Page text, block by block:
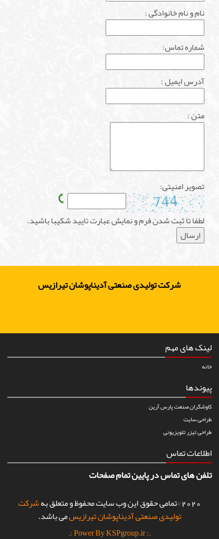
نام و نام خانوادگی :
شماره تماس:
آدرس ایمیل :
متن :
تصویر امنیتی:
لطفا تا ثبت شدن فرم و نمایش عبارت تایید شکیبا باشید.
شرکت تولیدی صنعتی آدیناپوشان تیرازیس
لینک های مهم
خانه
پیوندها
کاوشگران صنعت پارس آرین
طراحی سایت
طراحی تیزر تلویزیونی
اطلاعات تماس
تلفن های تماس در پایین تمام صفحات
2020©تمامی حقوق این وب سایت محفوظ و متعلق به شرکت
تولیدی صنعتی آدیناپوشان تیرازیسمی باشد.
.: Power By KSPgroup.ir :.